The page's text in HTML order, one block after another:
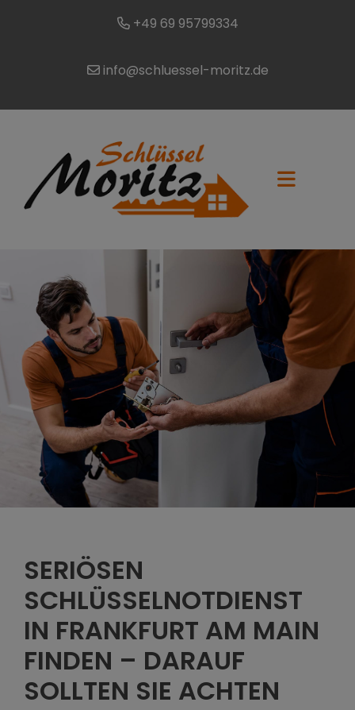
+49 69 95799334
info@schluessel-moritz.de
SERIÖSEN
SCHLÜSSELNOTDIENST
IN FRANKFURT AM MAIN
FINDEN – DARAUF
SOLLTEN SIE ACHTEN